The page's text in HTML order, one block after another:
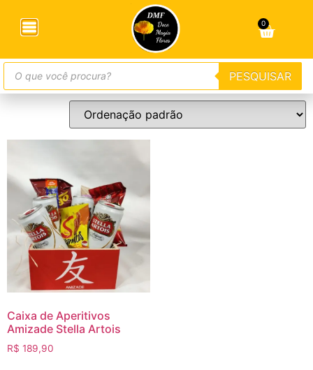
/ Produtos marcados com a tag “stela artois”
stela artois
Exibindo um único resultado
Caixa de Aperitivos
Amizade Stella Artois
R$ 189,90
0
PESQUISAR